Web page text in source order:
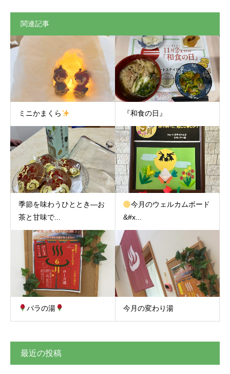
関連記事
ミニかまくら 『和食の日』
季節を味わうひととき—お
茶と甘味で...
今月のウェルカムボード
&#x...
バラの湯 今月の変わり湯
最近の投稿